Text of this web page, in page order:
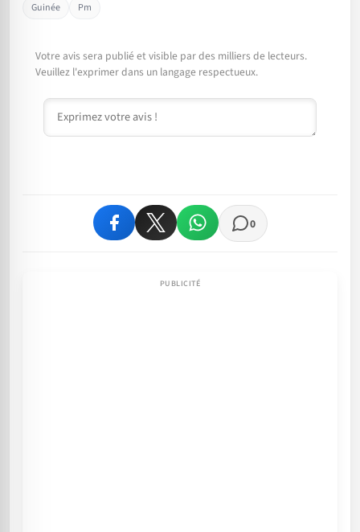
Guinée Pm
Votre avis sera publié et visible par des milliers de lecteurs.
Veuillez l'exprimer dans un langage respectueux.
Commentaire
0